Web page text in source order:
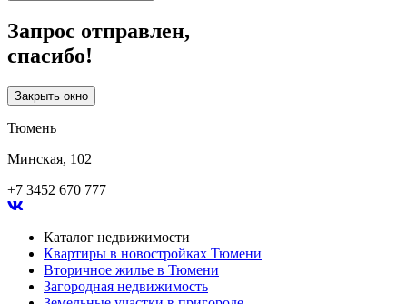
Запрос отправлен,
спасибо!
Закрыть окно
Тюмень
Минская, 102
+7 3452 670 777
Каталог недвижимости
Квартиры в новостройках Тюмени
Вторичное жилье в Тюмени
Загородная недвижимость